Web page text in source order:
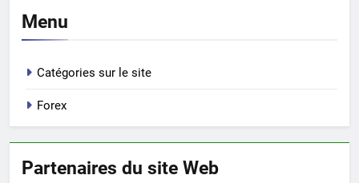
Menu
Catégories sur le site
Forex
Partenaires du site Web